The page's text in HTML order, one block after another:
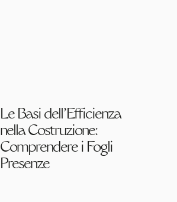
Le Basi dell'Efficienza
nella Costruzione:
Comprendere i Fogli
Presenze